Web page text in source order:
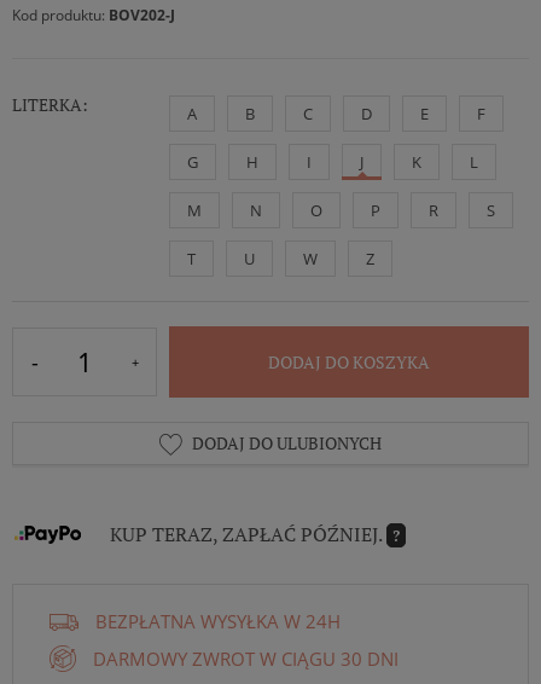
Kod produktu: BOV202-J
LITERKA: A B C D E F
G H I J K L
M N O P R S
T U W Z
DODAJ DO KOSZYKA
DODAJ DO ULUBIONYCH
KUP TERAZ, ZAPŁAĆ PÓŹNIEJ. ?
BEZPŁATNA WYSYŁKA W 24H
DARMOWY ZWROT W CIĄGU 30 DNI